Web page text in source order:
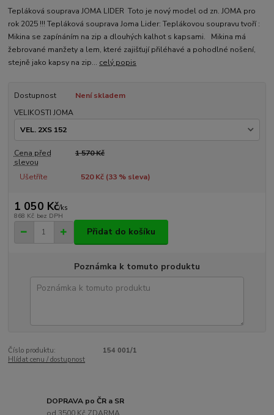
Tepláková souprava JOMA LIDER Toto je nový model od zn. JOMA pro
rok 2025 !!! Tepláková souprava Joma Lider: Teplákovou soupravu tvoří :
Mikina se zapínáním na zip a dlouhých kalhot s kapsami. Mikina má
žebrované manžety a lem, které zajišťují přiléhavé a pohodlné nošení,
stejně jako kapsy na zip... celý popis
Dostupnost
Není skladem
VELIKOSTI JOMA
Cena před
slevou
1 570 Kč
Ušetříte 520 Kč (33% sleva)
1 050 Kč/ks
868 Kč bez DPH
Přidat do košíku
Poznámka k tomuto produktu
Číslo produktu:
154 001/1
Hlídat cenu / dostupnost
DOPRAVA po ČR a SR
od 3500 Kč ZDARMA